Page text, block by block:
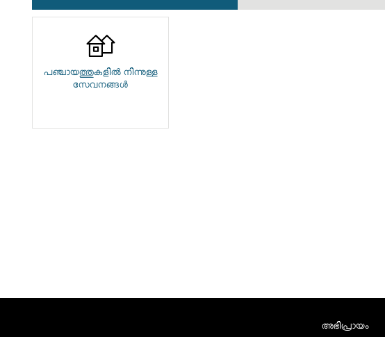
പഞ്ചായത്തുകളിൽ നിന്നുള്ള
സേവനങ്ങൾ
അഭിപ്രായം